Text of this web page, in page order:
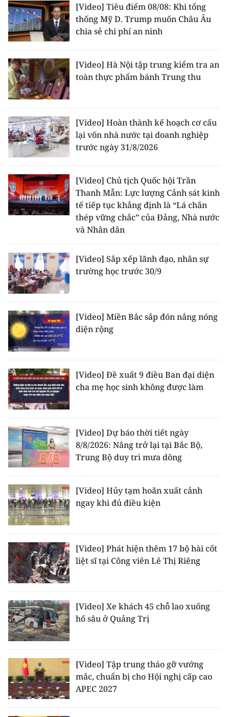
54 DÂN TỘC VIỆT NAM
CHƯƠNG TRÌNH OCOP - MỖI XÃ
MỘT SẢN PHẨM
RADIO
MEDIA CENTER
E-Magazine
Video
Media Chính trị
Media Kinh tế
Media Văn hóa
Media Pháp luật
Media Du lịch
Media Thể thao
Media Giáo dục
Media Y tế
Media Khoa học - Công nghệ
Ảnh
Infographic
TIN MỚI
TIN ĐỊA PHƯƠNG
Trung du và miền núi phía Bắc
Đồng bằng sông Hồng
Duyên hải Nam Trung Bộ và Tây
Nguyên
Đồng bằng sông Cửu Long
Chuyên trang Hà Nội
[Video] Tiêu điểm 08/08: Khi tổng
thống Mỹ D. Trump muốn Châu Âu
chia sẻ chi phí an ninh
[Video] Hà Nội tập trung kiểm tra an
toàn thực phẩm bánh Trung thu
[Video] Hoàn thành kế hoạch cơ cấu
lại vốn nhà nước tại doanh nghiệp
trước ngày 31/8/2026
[Video] Chủ tịch Quốc hội Trần
Thanh Mẫn: Lực lượng Cảnh sát kinh
tế tiếp tục khẳng định là “Lá chắn
thép vững chắc” của Đảng, Nhà nước
và Nhân dân
[Video] Sắp xếp lãnh đạo, nhân sự
trường học trước 30/9
[Video] Miền Bắc sắp đón nắng nóng
diện rộng
[Video] Đề xuất 9 điều Ban đại diện
cha mẹ học sinh không được làm
[Video] Dự báo thời tiết ngày
8/8/2026: Nắng trở lại tại Bắc Bộ,
Trung Bộ duy trì mưa dông
[Video] Hủy tạm hoãn xuất cảnh
ngay khi đủ điều kiện
[Video] Phát hiện thêm 17 bộ hài cốt
liệt sĩ tại Công viên Lê Thị Riêng
[Video] Xe khách 45 chỗ lao xuống
hố sâu ở Quảng Trị
[Video] Tập trung tháo gỡ vướng
mắc, chuẩn bị cho Hội nghị cấp cao
APEC 2027